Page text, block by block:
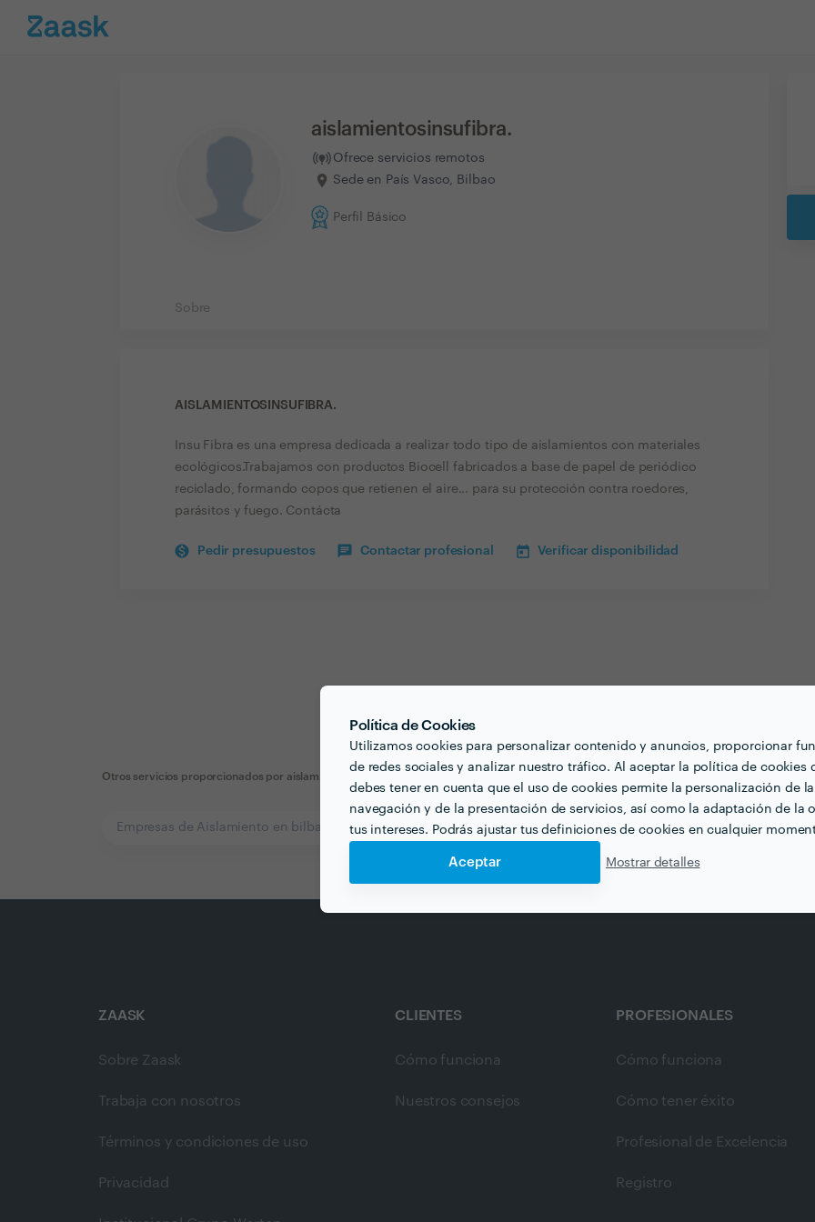
Política de Cookies
Utilizamos cookies para personalizar contenido y anuncios, proporcionar
de redes sociales y analizar nuestro tráfico. Al aceptar la política de cookies
debes tener en cuenta que el uso de cookies permite la personalización de la
navegación y de la presentación de servicios, así como la adaptación de la
tus intereses. Podrás ajustar tus definiciones de cookies en cualquier
Aceptar Mostrar detalles
aislamientosinsufibra.
Ofrece servicios remotos
Sede en País Vasco, Bilbao
Perfil Básico
Sobre
AISLAMIENTOSINSUFIBRA.
Insu Fibra es una empresa dedicada a realizar todo tipo de aislamientos con materiales
ecológicos.Trabajamos con productos Biocell fabricados a base de papel de periódico
reciclado, formando copos que retienen el aire... para su protección contra roedores,
parásitos y fuego. Contácta
Pedir presupuestos Contactar profesional Verificar disponibilidad
Otros servicios proporcionados por aislamientosinsufibra.
Empresas de Aislamiento en bilbao
ZAASK
Sobre Zaask
Trabaja con nosotros
Términos y condiciones de uso
Privacidad
CLIENTES
Cómo funciona
Nuestros consejos
PROFESIONALES
Cómo funciona
Cómo tener éxito
Profesional de Excelencia
Registro